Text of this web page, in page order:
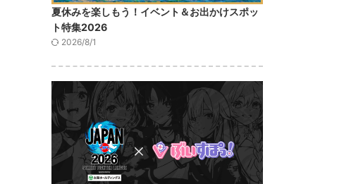
夏休みを楽しもう！イベント＆お出かけスポッ
ト特集2026
2026/8/1